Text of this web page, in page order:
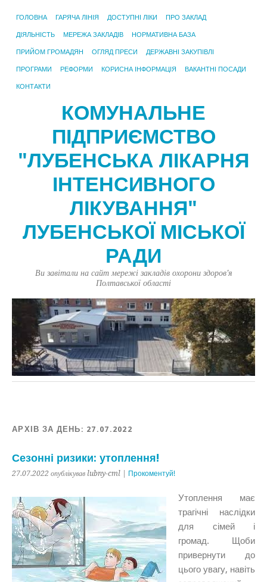
ГОЛОВНА ГАРЯЧА ЛІНІЯ ДОСТУПНІ ЛІКИ ПРО ЗАКЛАД
ДІЯЛЬНІСТЬ МЕРЕЖА ЗАКЛАДІВ НОРМАТИВНА БАЗА
ПРИЙОМ ГРОМАДЯН ОГЛЯД ПРЕСИ ДЕРЖАВНІ ЗАКУПІВЛІ
ПРОГРАМИ РЕФОРМИ КОРИСНА ІНФОРМАЦІЯ ВАКАНТНІ ПОСАДИ
КОНТАКТИ
КОМУНАЛЬНЕ
ПІДПРИЄМСТВО
"ЛУБЕНСЬКА ЛІКАРНЯ
ІНТЕНСИВНОГО
ЛІКУВАННЯ"
ЛУБЕНСЬКОЇ МІСЬКОЇ
РАДИ
Ви завітали на сайт мережі закладів охорони здоров'я
Полтавської області
АРХІВ ЗА ДЕНЬ: 27.07.2022
Сезонні ризики: утоплення!
27.07.2022 опублікував lubny-cml | Прокоментуй!
Утоплення має
трагічні наслідки
для сімей і
громад. Щоби
привернути до
цього увагу, навіть